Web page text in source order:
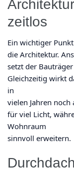
zeitlos
Ein wichtiger
die Architektur.
setzt der
Gleichzeitig wirkt
in
vielen Jahren
für viel Licht,
Wohnraum
sinnvoll erweitern.